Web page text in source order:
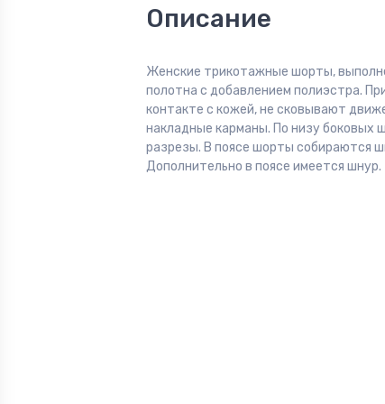
Описание
Женские трикотажные шорты,
полотна с добавлением полиэстра.
контакте с кожей, не сковывают
накладные карманы. По низу боковых
разрезы. В поясе шорты собираются
Дополнительно в поясе имеется шнур.